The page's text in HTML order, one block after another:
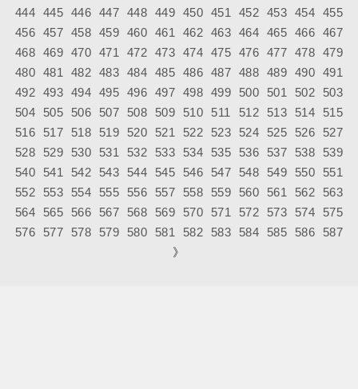
444 445 446 447 448 449 450 451 452 453 454 455
456 457 458 459 460 461 462 463 464 465 466 467
468 469 470 471 472 473 474 475 476 477 478 479
480 481 482 483 484 485 486 487 488 489 490 491
492 493 494 495 496 497 498 499 500 501 502
503
504
505 506 507 508 509 510 511 512 513 514
515
516
517 518 519 520 521 522 523 524 525 526
527
528
529 530 531 532 533 534 535 536 537 538
539
540
541 542 543 544 545 546 547 548 549 550
551
552
553 554 555 556 557 558 559 560 561 562
563
564
565 566 567 568 569 570 571 572 573 574
575
576
577 578 579 580 581 582 583 584 585 586
587
》